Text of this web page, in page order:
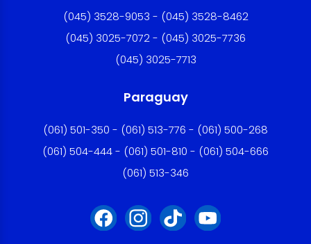
(045) 3528-9053 - (045) 3528-8462
(045) 3025-7072 - (045) 3025-7736
(045) 3025-7713
Paraguay
(061) 501-350 - (061) 513-776 - (061) 500-268
(061) 504-444 - (061) 501-810 - (061) 504-666
(061) 513-346